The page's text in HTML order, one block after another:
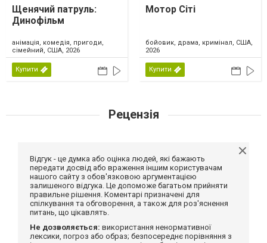
Щенячий патруль:
Динофільм
анімація, комедія, пригоди,
сімейний, США, 2026
Купити
Мотор Сіті
бойовик, драма, кримінал, США,
2026
Купити
Рецензія
Відгук - це думка або оцінка людей, які бажають
передати досвід або враження іншим користувачам
нашого сайту з обов'язковою аргументацією
залишеного відгука. Це допоможе багатьом прийняти
правильне рішення. Коментарі призначені для
спілкування та обговорення, а також для роз'яснення
питань, що цікавлять.
Не дозволяється: використання ненормативної
лексики, погроз або образ; безпосереднє порівняння з